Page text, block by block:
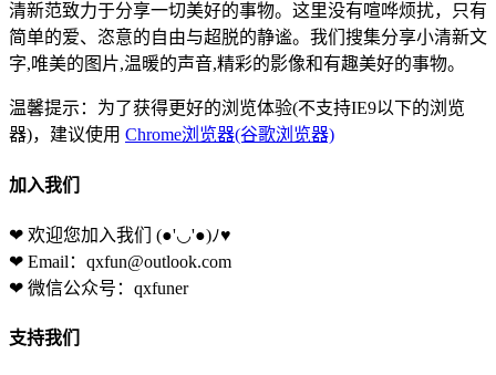
清新范致力于分享一切美好的事物。这里没有喧哗烦扰，只有
简单的爱、恣意的自由与超脱的静谧。我们搜集分享小清新文
字,唯美的图片,温暖的声音,精彩的影像和有趣美好的事物。
温馨提示：为了获得更好的浏览体验(不支持IE9以下的浏览
器)，建议使用 Chrome浏览器(谷歌浏览器)
加入我们
❤ 欢迎您加入我们 (●'◡'●)ﾉ♥
❤ Email：qxfun@outlook.com
❤ 微信公众号：qxfuner
支持我们